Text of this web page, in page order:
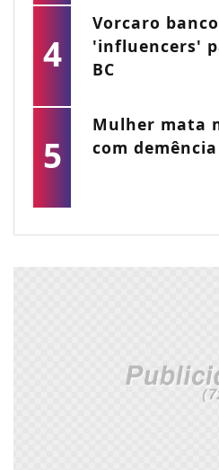
4
Vorcaro
'influencers'
BC
5
Mulher mata
com